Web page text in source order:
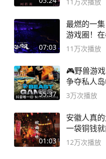
07:03
最燃的一
游戏圈！
度游戏大赏
11万次播放
55:37
🎮野兽游
争夺私人岛
3万次播放
01:03
安徽人真
一袋铜钱
12万次播放